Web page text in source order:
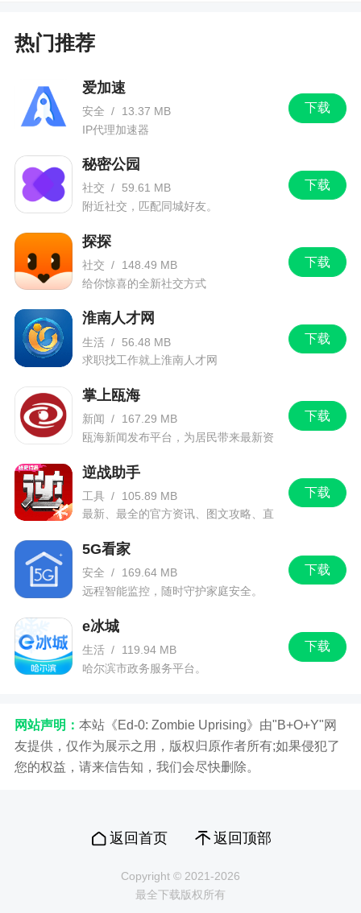
攻占
2、课程关联考点，内容全面，支持下载学习
3、多样的课程内容涵盖各类职业考试
5、直播公开课程个性化教学优质学习体验
1、嗨学课堂涵盖了一建、二建、注会、司法、
消防、执业药师必备神器~真题、直播从不间断，嗨
学课堂全面更新，按章节关联考点，下载更稳定，
随心所欲想学就学
2、嗨学课堂，这是款专业可靠的教育类型软
件，提供多种教学方式，让用户实时学习无障碍，
在考试中轻松获得高分，而且还是免费哦
3、长冷风 ：超多类型的课堂题库，各种直播都
有哦~
更新日志
- 优化了学习场景体验
- 修复了部分已知问题
热门推荐
下载
爱加速
安全 /
13.37 MB
IP代理加速器
下载
秘密公园
社交 /
59.61 MB
附近社交，匹配同城好友。
下载
探探
社交 /
148.49 MB
给你惊喜的全新社交方式
下载
淮南人才网
生活 /
56.48 MB
求职找工作就上淮南人才网
下载
掌上瓯海
新闻 /
167.29 MB
瓯海新闻发布平台，为居民带来最新资
下载
逆战助手
工具 /
105.89 MB
最新、最全的官方资讯、图文攻略、直
下载
5G看家
安全 /
169.64 MB
远程智能监控，随时守护家庭安全。
下载
e冰城
生活 /
119.94 MB
哈尔滨市政务服务平台。
网站声明： 本站《Ed-0: Zombie Uprising》由"B+O+Y"网
友提供，仅作为展示之用，版权归原作者所有;如果侵犯了
您的权益，请来信告知，我们会尽快删除。
返回首页 返回顶部
Copyright © 2021-2026
最全下载版权所有